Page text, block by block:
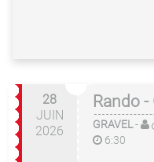
28
JUIN
2026
Rando -
GRAVEL-
6:30